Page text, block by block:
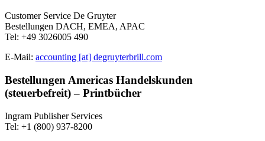
Customer Service De Gruyter
Bestellungen DACH, EMEA, APAC
Tel: +49 3026005 490
E-Mail: accounting [at] degruyterbrill.com
Bestellungen Americas Handelskunden
(steuerbefreit) – Printbücher
Ingram Publisher Services
Tel: +1 (800) 937-8200